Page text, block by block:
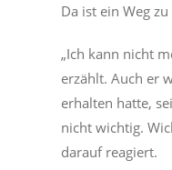
Da ist ein Weg
„Ich kann nicht
erzählt. Auch er
erhalten hatte,
nicht wichtig.
darauf reagiert.